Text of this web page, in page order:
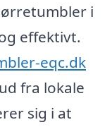
i
effektivt.
eqc.dk
fra lokale
sig i at